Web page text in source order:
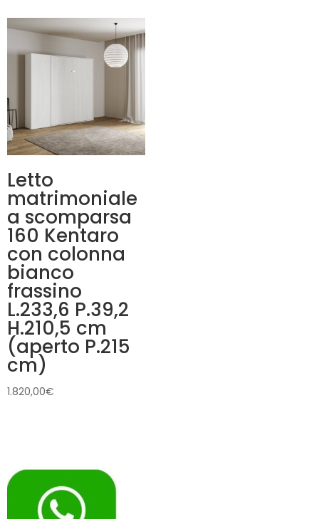
Letto
matrimoniale
a scomparsa
160 Kentaro
con colonna
bianco
frassino
L.233,6 P.39,2
H.210,5 cm
(aperto P.215
cm)
1.820,00€